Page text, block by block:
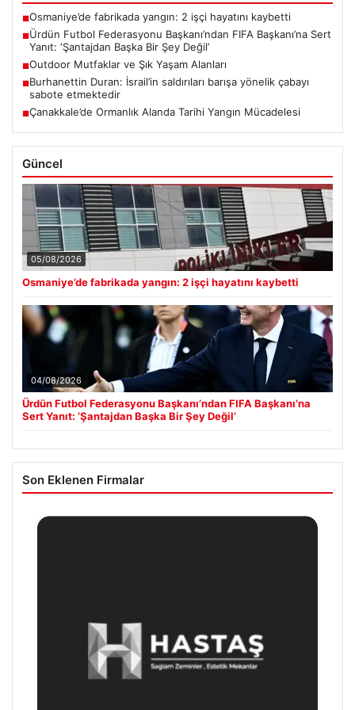
■Osmaniye’de fabrikada yangın: 2 işçi hayatını kaybetti
■Ürdün Futbol Federasyonu Başkanı’ndan FIFA Başkanı’na Sert
Yanıt: ‘Şantajdan Başka Bir Şey Değil’
■Outdoor Mutfaklar ve Şık Yaşam Alanları
■Burhanettin Duran: İsrail’in saldırıları barışa yönelik çabayı
sabote etmektedir
■Çanakkale’de Ormanlık Alanda Tarihi Yangın Mücadelesi
Güncel
05/08/2026
Osmaniye’de fabrikada yangın: 2 işçi hayatını kaybetti
04/08/2026
Ürdün Futbol Federasyonu Başkanı’ndan FIFA Başkanı’na
Sert Yanıt: ‘Şantajdan Başka Bir Şey Değil’
Son Eklenen Firmalar